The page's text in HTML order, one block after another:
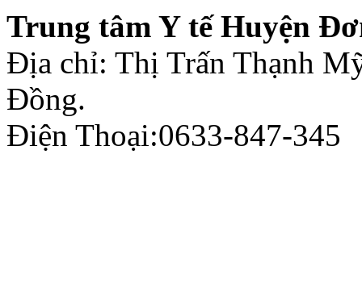
Trung tâm Y tế Huyện
Địa chỉ: Thị Trấn Thạnh
Đồng.
Điện Thoại:0633-847-345